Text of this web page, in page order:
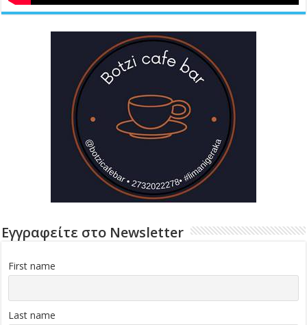
Εγγραφείτε στο Newsletter
First name
Last name